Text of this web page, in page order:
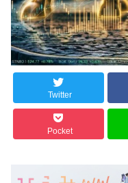
Twitter
Pocket